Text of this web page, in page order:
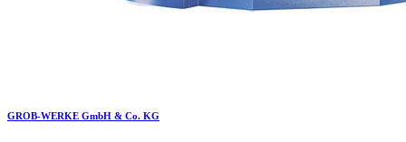
GROB-WERKE GmbH & Co. KG